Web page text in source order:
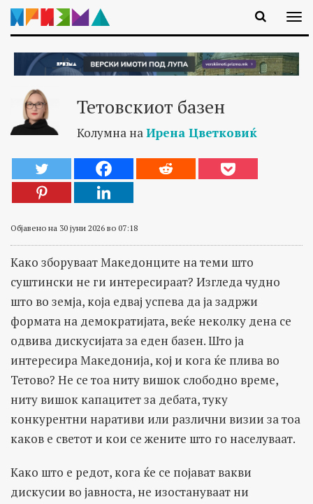
Тетовскиот базен
Колумна наИрена Цветковиќ
Објавено на 30 јуни 2026 во 07:18
Како зборуваат Македонците на теми што
суштински не ги интересираат? Изгледа чудно
што во земја, која едвај успева да ја задржи
формата на демократијата, веќе неколку дена се
одвива дискусијата за еден базен. Што ја
интересира Македонија, кој и кога ќе плива во
Тетово? Не се тоа ниту вишок слободно време,
ниту вишок капацитет за дебата, туку
конкурентни наративи или различни визии за тоа
каков е светот и кои се жените што го населуваат.
Како што е редот, кога ќе се појават вакви
дискусии во јавноста, не изостануваат ни